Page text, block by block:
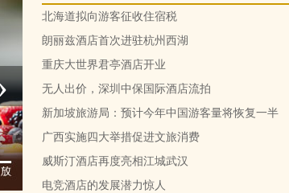
北海道拟向游客征收住宿税
朗丽兹酒店首次进驻杭州西湖
重庆大世界君亭酒店开业
无人出价，深圳中保国际酒店流拍
新加坡旅游局：预计今年中国游客量将恢复一半
广西实施四大举措促进文旅消费
威斯汀酒店再度亮相江城武汉
电竞酒店的发展潜力惊人